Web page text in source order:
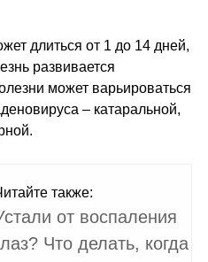
длиться от 1 до 14 дней,
развивается
может варьироваться
– катаральной,
также:
от воспаления
Что делать, когда